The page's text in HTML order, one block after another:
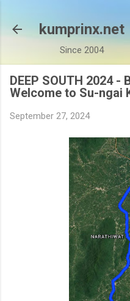
kumprinx.net
Since 2004
DEEP SOUTH 2024 -
Welcome to Su-ngai
September 27, 2024